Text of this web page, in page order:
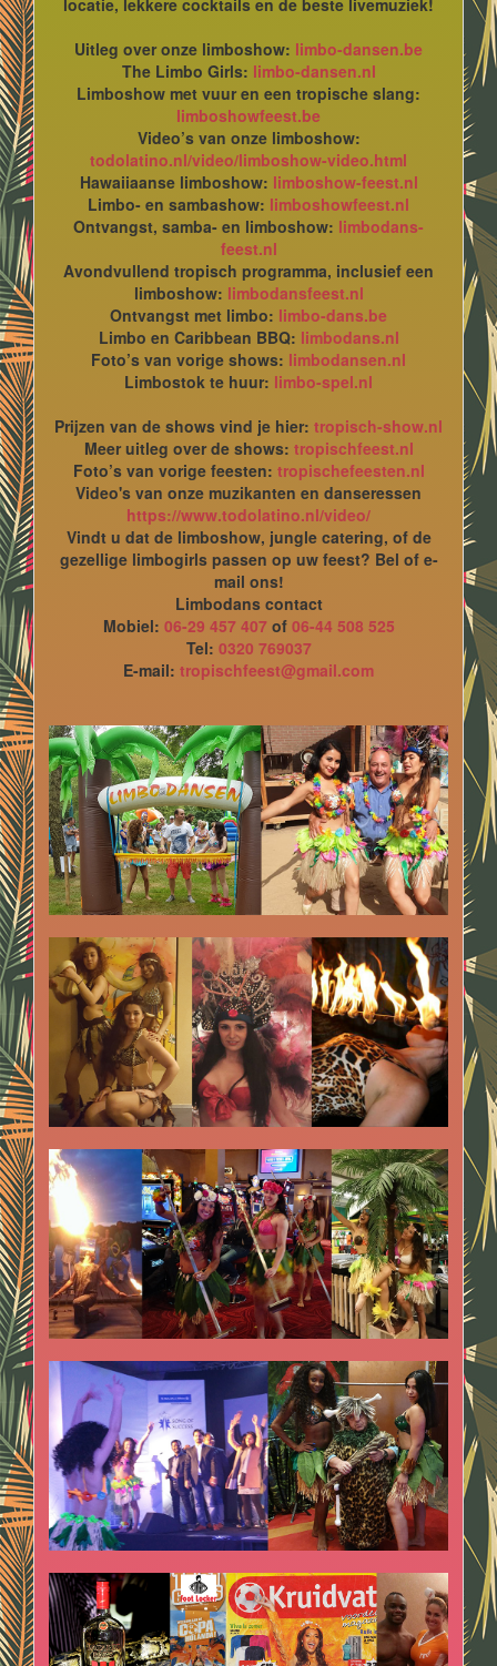
locatie, lekkere cocktails en de beste livemuziek!
Uitleg over onze limboshow: limbo-dansen.be
The Limbo Girls: limbo-dansen.nl
Limboshow met vuur en een tropische slang:
limboshowfeest.be
Video’s van onze limboshow:
todolatino.nl/video/limboshow-video.html
Hawaiiaanse limboshow: limboshow-feest.nl
Limbo- en sambashow: limboshowfeest.nl
Ontvangst, samba- en limboshow: limbodans-
feest.nl
Avondvullend tropisch programma, inclusief een
limboshow: limbodansfeest.nl
Ontvangst met limbo: limbo-dans.be
Limbo en Caribbean BBQ: limbodans.nl
Foto’s van vorige shows: limbodansen.nl
Limbostok te huur: limbo-spel.nl
Prijzen van de shows vind je hier: tropisch-show.nl
Meer uitleg over de shows: tropischfeest.nl
Foto’s van vorige feesten: tropischefeesten.nl
Video's van onze muzikanten en danseressen
https://www.todolatino.nl/video/
Vindt u dat de limboshow, jungle catering, of de
gezellige limbogirls passen op uw feest? Bel of e-
mail ons!
Limbodans contact
Mobiel: 06-29 457 407of 06-44 508 525
Tel: 0320 769037
E-mail: tropischfeest@gmail.com